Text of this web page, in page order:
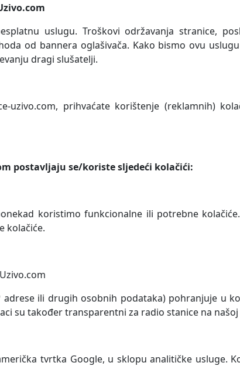
uslugu. Troškovi održavanja stranice,
od bannera oglašivača. Kako bismo ovu
dragi slušatelji.
uzivo.com, prihvaćate korištenje (reklamnih)
postavljaju se/koriste sljedeći kolačići:
koristimo funkcionalne ili potrebne
kolačiće.
ili drugih osobnih podataka) pohranjuje u
su također transparentni za radio stanice na
tvrtka Google, u sklopu analitičke usluge.